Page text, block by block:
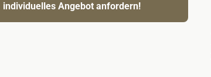
individuelles Angebot anfordern!